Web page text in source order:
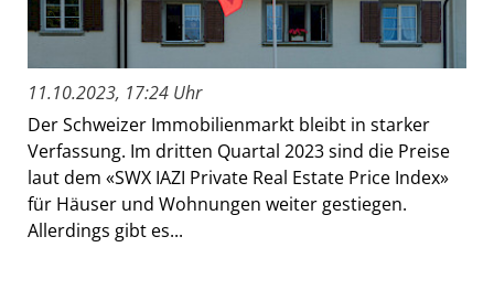
11.10.2023, 17:24 Uhr
Der Schweizer Immobilienmarkt bleibt in starker
Verfassung. Im dritten Quartal 2023 sind die Preise
laut dem «SWX IAZI Private Real Estate Price Index»
für Häuser und Wohnungen weiter gestiegen.
Allerdings gibt es...